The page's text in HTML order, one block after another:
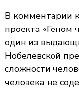
В комментарии
проекта «Геном
один из
Нобелевской
сложности
человека не